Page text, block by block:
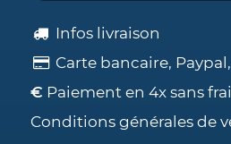
Infos livraison
Carte bancaire,
€ Paiement en 4x sans
Conditions générales de